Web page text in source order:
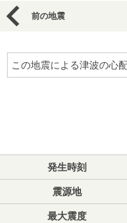
前の地震
この地震による津波の心
発生時刻
震源地
最大震度